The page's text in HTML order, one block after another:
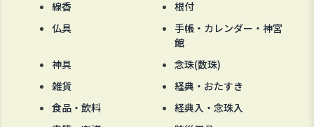
線香
根付
仏具
手帳・カレンダー・神宮
館
神具
念珠(数珠)
雑貨
経典・おたすき
食品・飲料
経典入・念珠入